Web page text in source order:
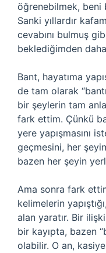
öğrenebilmek, beni
Sanki yıllardır
cevabını bulmuş
beklediğimden daha
Bant, hayatıma
de tam olarak
bir şeylerin tam
fark ettim. Çünkü
yere yapışmasını
geçmesini, her
bazen her şeyin
Ama sonra fark
kelimelerin
alan yaratır. Bir
bir kayıpta, bazen
olabilir. O an,